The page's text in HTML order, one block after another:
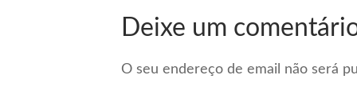
Deixe um
O seu endereço de email não será